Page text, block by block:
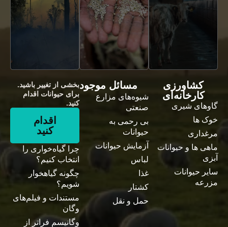
کشاورزی
کارخانه‌ای
گاوهای شیری
خوک ها
مرغداری
ماهی ها و حیوانات
آبزی
سایر حیوانات
مزرعه
مسائل موجود
شیوه‌های مزارع
صنعتی
بی رحمی به
حیوانات
آزمایش حیوانات
لباس
غذا
کشتار
حمل و نقل
بخشی از تغییر باشید.
برای حیوانات اقدام
کنید.
اقدام
کنید
چرا گیاه‌خواری را
انتخاب کنیم؟
چگونه گیاهخوار
شویم؟
مستندات و فیلم‌های
وگان
وگانیسم فراتر از